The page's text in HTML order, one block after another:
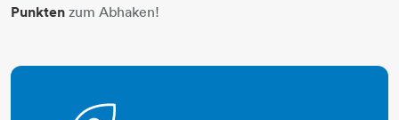
Punkten zum Abhaken!